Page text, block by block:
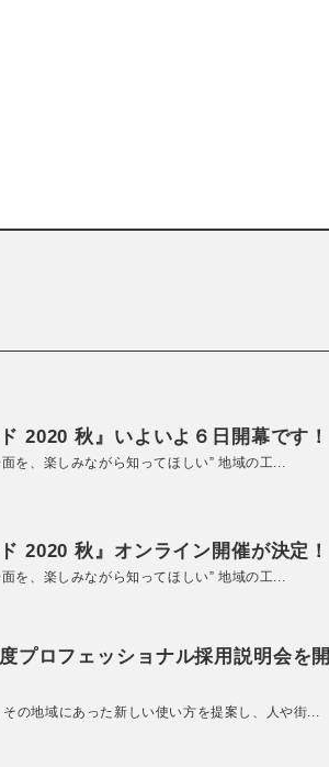
2020 秋』いよいよ６日開幕です！
を、楽しみながら知ってほしい” 地域の工...
2020 秋』オンライン開催が決定！
を、楽しみながら知ってほしい” 地域の工...
プロフェッショナル採用説明会を開
の地域にあった新しい使い方を提案し、人や街...